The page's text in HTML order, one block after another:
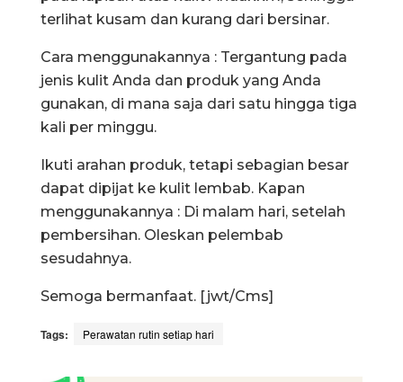
terlihat kusam dan kurang dari bersinar.
Cara menggunakannya : Tergantung pada
jenis kulit Anda dan produk yang Anda
gunakan, di mana saja dari satu hingga tiga
kali per minggu.
Ikuti arahan produk, tetapi sebagian besar
dapat dipijat ke kulit lembab. Kapan
menggunakannya : Di malam hari, setelah
pembersihan. Oleskan pelembab
sesudahnya.
Semoga bermanfaat. [jwt/Cms]
Tags: Perawatan rutin setiap hari